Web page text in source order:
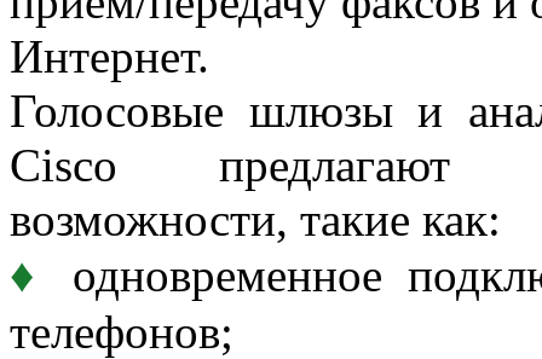
Интернет.
Голосовые шлюзы и
Cisco предлагают
возможности, такие как:
♦
одновременное
телефонов;